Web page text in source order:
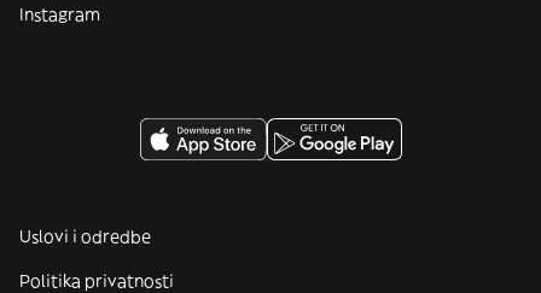
Instagram
Uslovi i odredbe
Politika privatnosti